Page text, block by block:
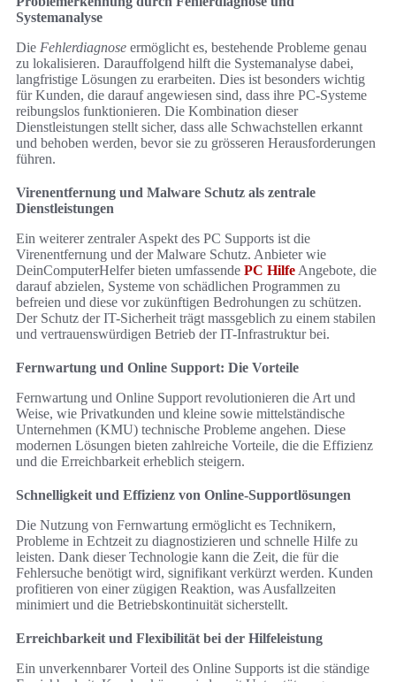
Systemanalyse
Die Fehlerdiagnose ermöglicht es, bestehende Probleme genau
zu lokalisieren. Darauffolgend hilft die Systemanalyse dabei,
langfristige Lösungen zu erarbeiten. Dies ist besonders wichtig
für Kunden, die darauf angewiesen sind, dass ihre PC-Systeme
reibungslos funktionieren. Die Kombination dieser
Dienstleistungen stellt sicher, dass alle Schwachstellen erkannt
und behoben werden, bevor sie zu grösseren Herausforderungen
führen.
Virenentfernung und Malware Schutz als zentrale
Dienstleistungen
Ein weiterer zentraler Aspekt des PC Supports ist die
Virenentfernung und der Malware Schutz. Anbieter wie
DeinComputerHelfer bieten umfassende PC Hilfe Angebote, die
darauf abzielen, Systeme von schädlichen Programmen zu
befreien und diese vor zukünftigen Bedrohungen zu schützen.
Der Schutz der IT-Sicherheit trägt massgeblich zu einem stabilen
und vertrauenswürdigen Betrieb der IT-Infrastruktur bei.
Fernwartung und Online Support: Die Vorteile
Fernwartung und Online Support revolutionieren die Art und
Weise, wie Privatkunden und kleine sowie mittelständische
Unternehmen (KMU) technische Probleme angehen. Diese
modernen Lösungen bieten zahlreiche Vorteile, die die Effizienz
und die Erreichbarkeit erheblich steigern.
Schnelligkeit und Effizienz von Online-Supportlösungen
Die Nutzung von Fernwartung ermöglicht es Technikern,
Probleme in Echtzeit zu diagnostizieren und schnelle Hilfe zu
leisten. Dank dieser Technologie kann die Zeit, die für die
Fehlersuche benötigt wird, signifikant verkürzt werden. Kunden
profitieren von einer zügigen Reaktion, was Ausfallzeiten
minimiert und die Betriebskontinuität sicherstellt.
Erreichbarkeit und Flexibilität bei der Hilfeleistung
Ein unverkennbarer Vorteil des Online Supports ist die ständige